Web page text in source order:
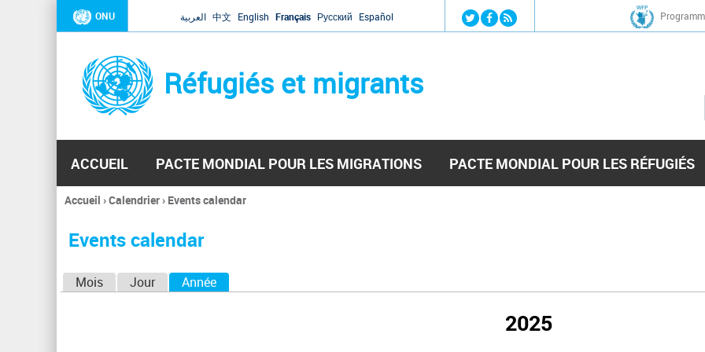
Jump to navigation
ONU العربية 中文 English Français Русский Español
Réfugiés et migrants
ACCUEIL PACTE MONDIAL POUR LES MIGRATIONS PACTE MONDIAL POUR LES RÉFUGIÉS
Vous
ici
Accueil ›Calendrier› Events calendar
Events calendar
Mois Jour Année
2025